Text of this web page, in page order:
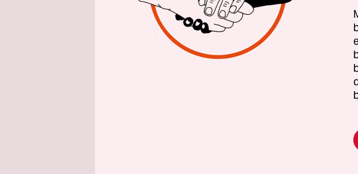
kerzengerade auf dem
der anderen winkt er den